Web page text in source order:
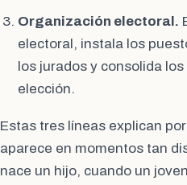
Organización electoral.
electoral, instala los
los jurados y consolida
elección.
Estas tres líneas explican
aparece en momentos tan
nace un hijo, cuando un